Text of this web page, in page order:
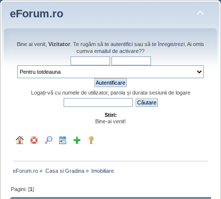
eForum.ro
Bine ai venit, Vizitator . Te rugăm să te autentifici sau să te înregistrezi . Ai omis
cumva emailul de activare??
Logați-vă cu numele de utilizator, parola și durata sesiunii de logare
Stiri:
Bine-ai venit!
eForum.ro » Casa si Gradina» Imobiliare
Pagini: [1]